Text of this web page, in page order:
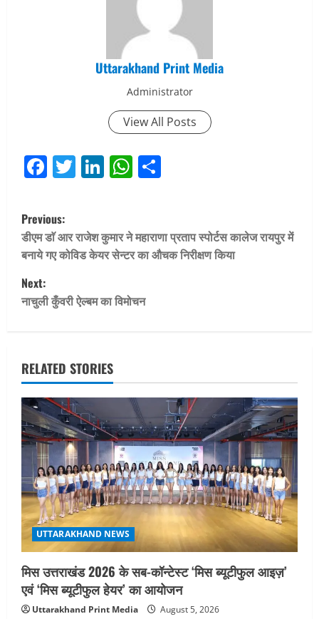
Uttarakhand Print Media
Administrator
View All Posts
Facebook
Twitter
LinkedIn
WhatsApp
P
o
s
t
a
v
i
g
a
t
i
o
n
Previous:
डीएम डाॅ आर राजेश कुमार ने महाराणा प्रताप स्पोर्टस कालेज रायपुर में
बनाये गए कोविड केयर सेन्टर का औचक निरीक्षण किया
Next:
नाचुली कुँवरी ऐल्बम का विमोचन
RELATED STORIES
UTTARAKHAND NEWS
मिस उत्तराखंड 2026 के सब-कॉन्टेस्ट ‘मिस ब्यूटीफुल आइज़’
एवं ‘मिस ब्यूटीफुल हेयर’ का आयोजन
Uttarakhand Print Media August 5, 2026